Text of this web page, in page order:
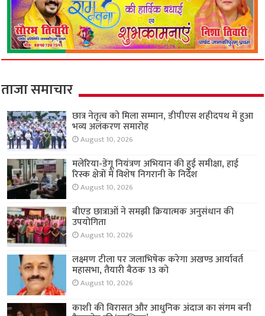
ताजा समाचार
छात्र नेतृत्व को मिला सम्मान, डीपीएस शहीदपथ में हुआ
भव्य अलंकरण समारोह
August 10, 2026
मलेरिया-डेंगू नियंत्रण अभियान की हुई समीक्षा, हाई
रिस्क क्षेत्रों में विशेष निगरानी के निर्देश
August 10, 2026
बीएड छात्राओं ने समझी क्रियात्मक अनुसंधान की
उपयोगिता
August 10, 2026
लक्ष्मण टीला पर जलाभिषेक करेगा अखण्ड आर्यावर्त
महासभा, तैयारी बैठक 13 को
August 10, 2026
काशी की विरासत और आधुनिक अंदाज का संगम बनी